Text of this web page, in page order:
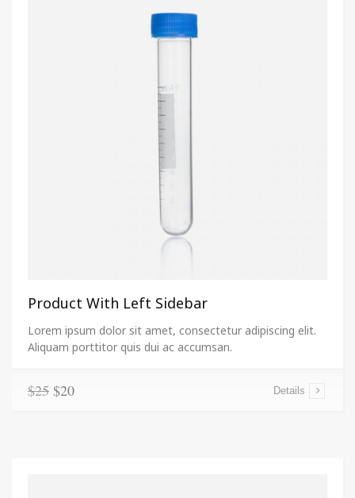
Product With Left Sidebar
Lorem ipsum dolor sit amet, consectetur adipiscing elit.
Aliquam porttitor quis dui ac accumsan.
$25 $20 Details